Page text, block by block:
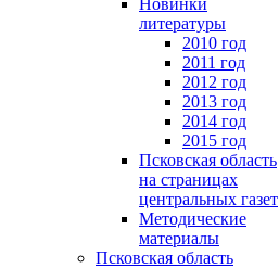
Новинки
литературы
2010 год
2011 год
2012 год
2013 год
2014 год
2015 год
Псковская область
на страницах
центральных газет
Методические
материалы
Псковская область